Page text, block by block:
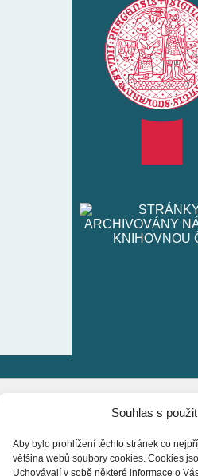
Souhlas s
Aby bylo prohlížení těchto stránek co
většina webů soubory cookies. Cookies
Uchovávají v sobě některé informace o